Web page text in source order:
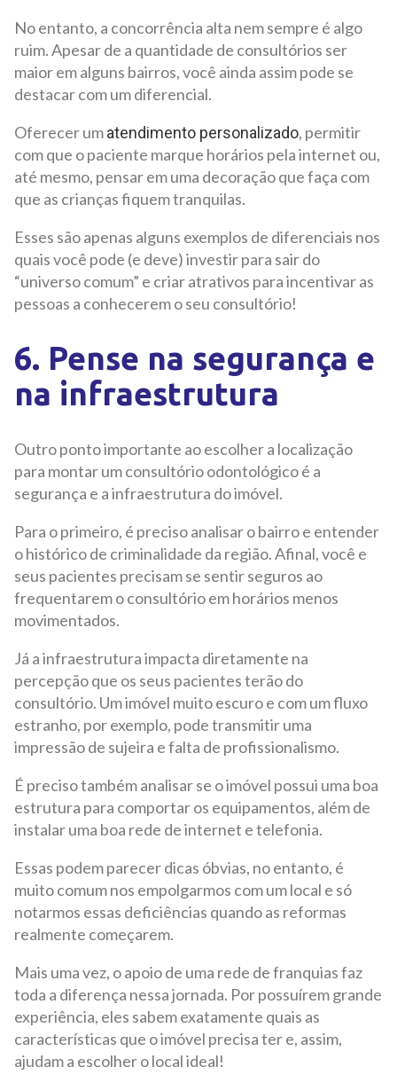
No entanto, a concorrência alta nem sempre é algo
ruim. Apesar de a quantidade de consultórios ser
maior em alguns bairros, você ainda assim pode se
destacar com um diferencial.
Oferecer umatendimento personalizado, permitir
com que o paciente marque horários pela internet ou,
até mesmo, pensar em uma decoração que faça com
que as crianças fiquem tranquilas.
Esses são apenas alguns exemplos de diferenciais nos
quais você pode (e deve) investir para sair do
“universo comum” e criar atrativos para incentivar as
pessoas a conhecerem o seu consultório!
6. Pense na segurança e
na infraestrutura
Outro ponto importante ao escolher a localização
para montar um consultório odontológico é a
segurança e a infraestrutura do imóvel.
Para o primeiro, é preciso analisar o bairro e entender
o histórico de criminalidade da região. Afinal, você e
seus pacientes precisam se sentir seguros ao
frequentarem o consultório em horários menos
movimentados.
Já a infraestrutura impacta diretamente na
percepção que os seus pacientes terão do
consultório. Um imóvel muito escuro e com um fluxo
estranho, por exemplo, pode transmitir uma
impressão de sujeira e falta de profissionalismo.
É preciso também analisar se o imóvel possui uma boa
estrutura para comportar os equipamentos, além de
instalar uma boa rede de internet e telefonia.
Essas podem parecer dicas óbvias, no entanto, é
muito comum nos empolgarmos com um local e só
notarmos essas deficiências quando as reformas
realmente começarem.
Mais uma vez, o apoio de uma rede de franquias faz
toda a diferença nessa jornada. Por possuírem grande
experiência, eles sabem exatamente quais as
características que o imóvel precisa ter e, assim,
ajudam a escolher o local ideal!